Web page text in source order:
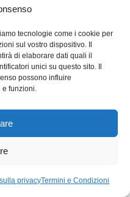
tecnologie come i cookie per
sul vostro dispositivo. Il
di elaborare dati quali il
unici su questo sito. Il
possono influire
e funzioni.
privacyTermini e Condizioni
prezzo
(3.7/5)
sue posizioni
destinazioni
e Grecia.